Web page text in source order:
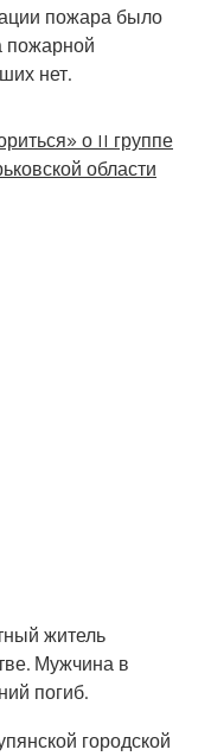
пожара было
пожарной
нет.
о II группе
области
житель
Мужчина в
погиб.
городской